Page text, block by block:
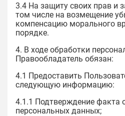
3.4 На защиту своих прав и
том числе на возмещение
компенсацию морального
порядке.
4. В ходе обработки
Правообладатель обязан:
4.1 Предоставить
следующую информацию:
4.1.1 Подтверждение факта
персональных данных;